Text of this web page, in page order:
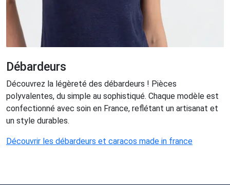
Débardeurs
Découvrez la légèreté des débardeurs ! Pièces
polyvalentes, du simple au sophistiqué. Chaque modèle est
confectionné avec soin en France, reflétant un artisanat et
un style durables.
Découvrir les débardeurs et caracos made in france